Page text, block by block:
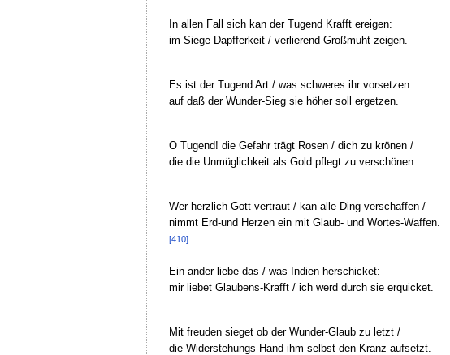
In allen Fall sich kan der Tugend Krafft ereigen:
im Siege Dapfferkeit / verlierend Großmuht zeigen.
Es ist der Tugend Art / was schweres ihr vorsetzen:
auf daß der Wunder-Sieg sie höher soll ergetzen.
O Tugend! die Gefahr trägt Rosen / dich zu krönen /
die die Unmüglichkeit als Gold pflegt zu verschönen.
Wer herzlich Gott vertraut / kan alle Ding verschaffen /
nimmt Erd-und Herzen ein mit Glaub- und Wortes-Waffen.
[410]
Ein ander liebe das / was Indien herschicket:
mir liebet Glaubens-Krafft / ich werd durch sie erquicket.
Mit freuden sieget ob der Wunder-Glaub zu letzt /
die Widerstehungs-Hand ihm selbst den Kranz aufsetzt.